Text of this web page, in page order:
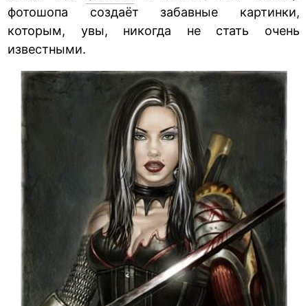
фотошопа создаёт забавные картинки,
которым, увы, никогда не стать очень
известными.